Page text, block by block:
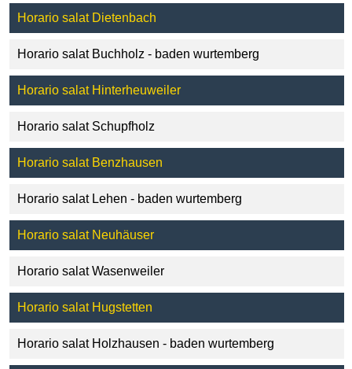
Horario salat Dietenbach
Horario salat Buchholz - baden wurtemberg
Horario salat Hinterheuweiler
Horario salat Schupfholz
Horario salat Benzhausen
Horario salat Lehen - baden wurtemberg
Horario salat Neuhäuser
Horario salat Wasenweiler
Horario salat Hugstetten
Horario salat Holzhausen - baden wurtemberg